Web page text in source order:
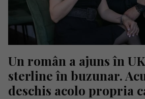
Un român a ajuns în
sterline în buzunar.
deschis acolo propria